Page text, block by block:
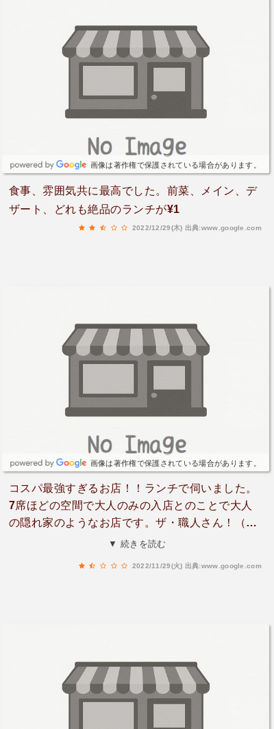
画像は著作権で保護されている場合があります。
食事、雰囲気共に最高でした。前菜、メイン、デ
ザート、どれも絶品のランチが¥1
2022/12/29(木) 出典:www.google.com
画像は著作権で保護されている場合があります。
コスパ最強すぎるお店！！ランチで伺いました。
7席ほどの空間で大人のみの入店とのことで大人
の隠れ家のようなお店です。ザ・職人さん！（悪
く言えばかなりぶっきらぼう笑）の店主が一人で
も店主が試飲し出してくださいました。珈琲一つ
にもあんなにこだわられてて嬉しかったです。か
なりぶっきらぼうで返事もしない人だったのです
▼ 続きを読む
2022/11/29(火) 出典:www.google.com